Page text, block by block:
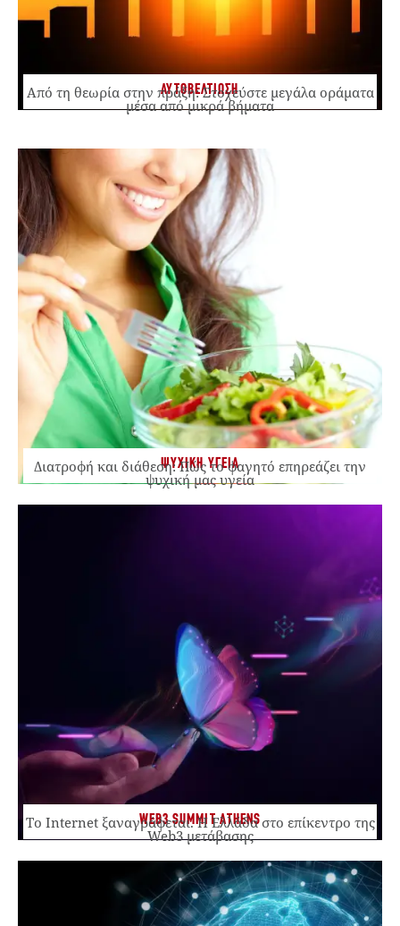
ΑΥΤΟΒΕΛΤΙΩΣΗ
Από τη θεωρία στην πράξη: Στοχεύστε μεγάλα οράματα
μέσα από μικρά βήματα
ΨΥΧΙΚΗ ΥΓΕΙΑ
Διατροφή και διάθεση: Πώς το φαγητό επηρεάζει την
ψυχική μας υγεία
WEB3 SUMMIT ATHENS
Το Internet ξαναγράφεται. Η Ελλάδα στο επίκεντρο της
Web3 μετάβασης